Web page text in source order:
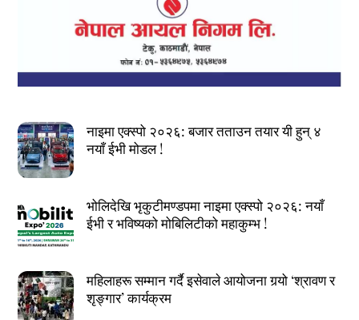
नाइमा एक्स्पो २०२६: बजार तताउन तयार यी हुन् ४
नयाँ ईभी मोडल !
भोलिदेखि भृकुटीमण्डपमा नाइमा एक्स्पो २०२६: नयाँ
ईभी र भविष्यको मोबिलिटीको महाकुम्भ !
महिलाहरू सम्मान गर्दै इसेवाले आयोजना गर्‍यो ‘श्रावण र
शृङ्गार’ कार्यक्रम